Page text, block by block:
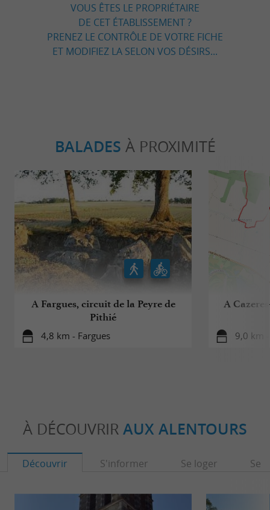
VOUS ÊTES LE PROPRIÉTAIRE
DE CET ÉTABLISSEMENT ?
PRENEZ LE CONTRÔLE DE VOTRE FICHE
ET MODIFIEZ LA SELON VOS DÉSIRS...
BALADES À PROXIMITÉ
A Fargues, circuit de la Peyre de
Pithié
4,8 km - Fargues
A
9,0 km
À DÉCOUVRIR AUX ALENTOURS
Découvrir S'informer Se loger Se